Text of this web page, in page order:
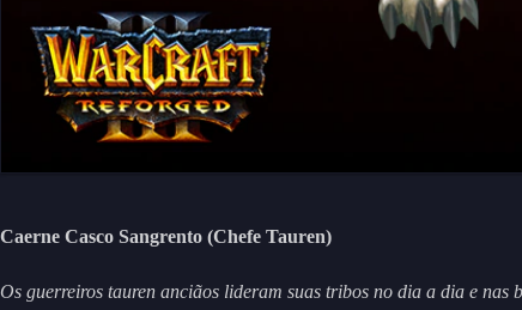
Caerne Casco Sangrento (Chefe Tauren)
Os guerreiros tauren anciãos lideram suas tribos no dia a dia e nas